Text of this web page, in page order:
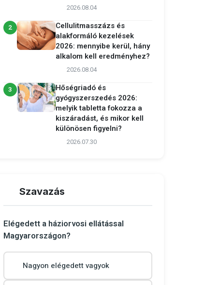
2026.08.04
2
Cellulitmasszázs és
alakformáló kezelések
2026: mennyibe kerül, hány
alkalom kell eredményhez?
2026.08.04
3
Hőségriadó és
gyógyszerszedés 2026:
melyik tabletta fokozza a
kiszáradást, és mikor kell
különösen figyelni?
2026.07.30
Szavazás
Elégedett a háziorvosi ellátással
Magyarországon?
Nagyon elégedett vagyok